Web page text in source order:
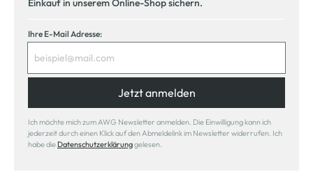
Einkauf in unserem Online-Shop sichern.
Ihre E-Mail Adresse:
Jetzt anmelden
Ich möchte mich zum AWG Newsletter anmelden. Die Einwilligung kann ich
jederzeit durch einen Klick auf den Abmeldelink im Newsletter widerrufen. Ich
habe die Datenschutzerklärunggelesen.